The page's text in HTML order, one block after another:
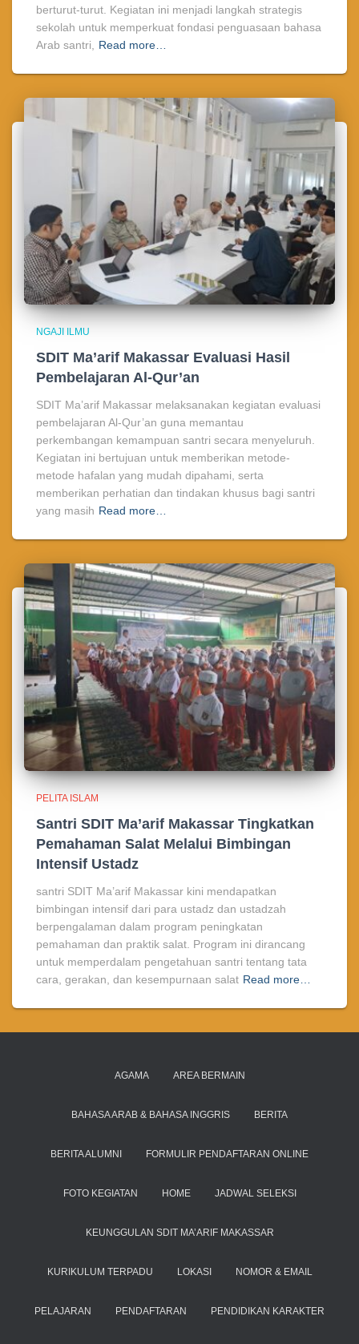
berturut-turut. Kegiatan ini menjadi langkah strategis
sekolah untuk memperkuat fondasi penguasaan bahasa
Arab santri,
Read more…
NGAJI ILMU
SDIT Ma’arif Makassar Evaluasi Hasil
Pembelajaran Al-Qur’an
SDIT Ma’arif Makassar melaksanakan kegiatan evaluasi
pembelajaran Al-Qur’an guna memantau
perkembangan kemampuan santri secara menyeluruh.
Kegiatan ini bertujuan untuk memberikan metode-
metode hafalan yang mudah dipahami, serta
memberikan perhatian dan tindakan khusus bagi santri
yang masih Read more…
PELITA ISLAM
Santri SDIT Ma’arif Makassar Tingkatkan
Pemahaman Salat Melalui Bimbingan
Intensif Ustadz
santri SDIT Ma’arif Makassar kini mendapatkan
bimbingan intensif dari para ustadz dan ustadzah
berpengalaman dalam program peningkatan
pemahaman dan praktik salat. Program ini dirancang
untuk memperdalam pengetahuan santri tentang tata
cara, gerakan, dan kesempurnaan salat Read more…
AGAMA AREA BERMAIN
BAHASA ARAB & BAHASA INGGRIS BERITA
BERITA ALUMNI FORMULIR PENDAFTARAN ONLINE
FOTO KEGIATAN HOME JADWAL SELEKSI
KEUNGGULAN SDIT MA’ARIF MAKASSAR
KURIKULUM TERPADU LOKASI NOMOR & EMAIL
PELAJARAN PENDAFTARAN PENDIDIKAN KARAKTER